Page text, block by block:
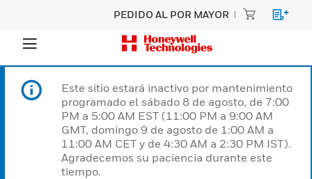
PEDIDO AL POR MAYOR
Este sitio estará inactivo por mantenimiento
programado el sábado 8 de agosto, de 7:00
PM a 5:00 AM EST (11:00 PM a 9:00 AM
GMT, domingo 9 de agosto de 1:00 AM a
11:00 AM CET y de 4:30 AM a 2:30 PM IST).
Agradecemos su paciencia durante este
tiempo.